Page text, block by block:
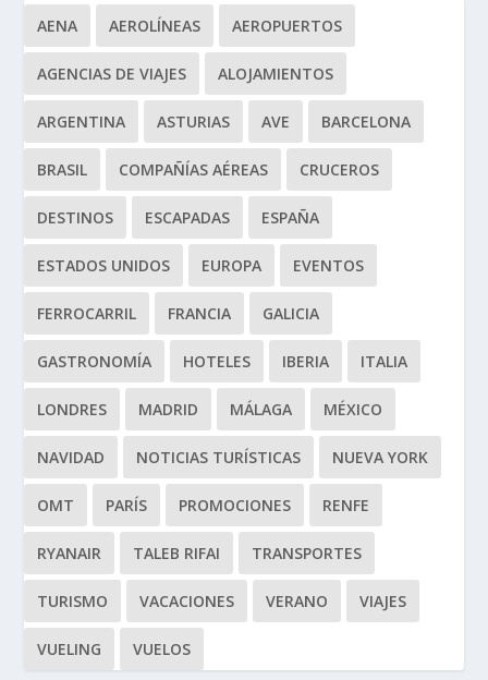
AENA AEROLÍNEAS AEROPUERTOS
AGENCIAS DE VIAJES ALOJAMIENTOS
ARGENTINA ASTURIAS AVE BARCELONA
BRASIL COMPAÑÍAS AÉREAS CRUCEROS
DESTINOS ESCAPADAS ESPAÑA
ESTADOS UNIDOS EUROPA EVENTOS
FERROCARRIL FRANCIA GALICIA
GASTRONOMÍA HOTELES IBERIA ITALIA
LONDRES MADRID MÁLAGA MÉXICO
NAVIDAD NOTICIAS TURÍSTICAS NUEVA YORK
OMT PARÍS PROMOCIONES RENFE
RYANAIR TALEB RIFAI TRANSPORTES
TURISMO VACACIONES VERANO VIAJES
VUELING VUELOS